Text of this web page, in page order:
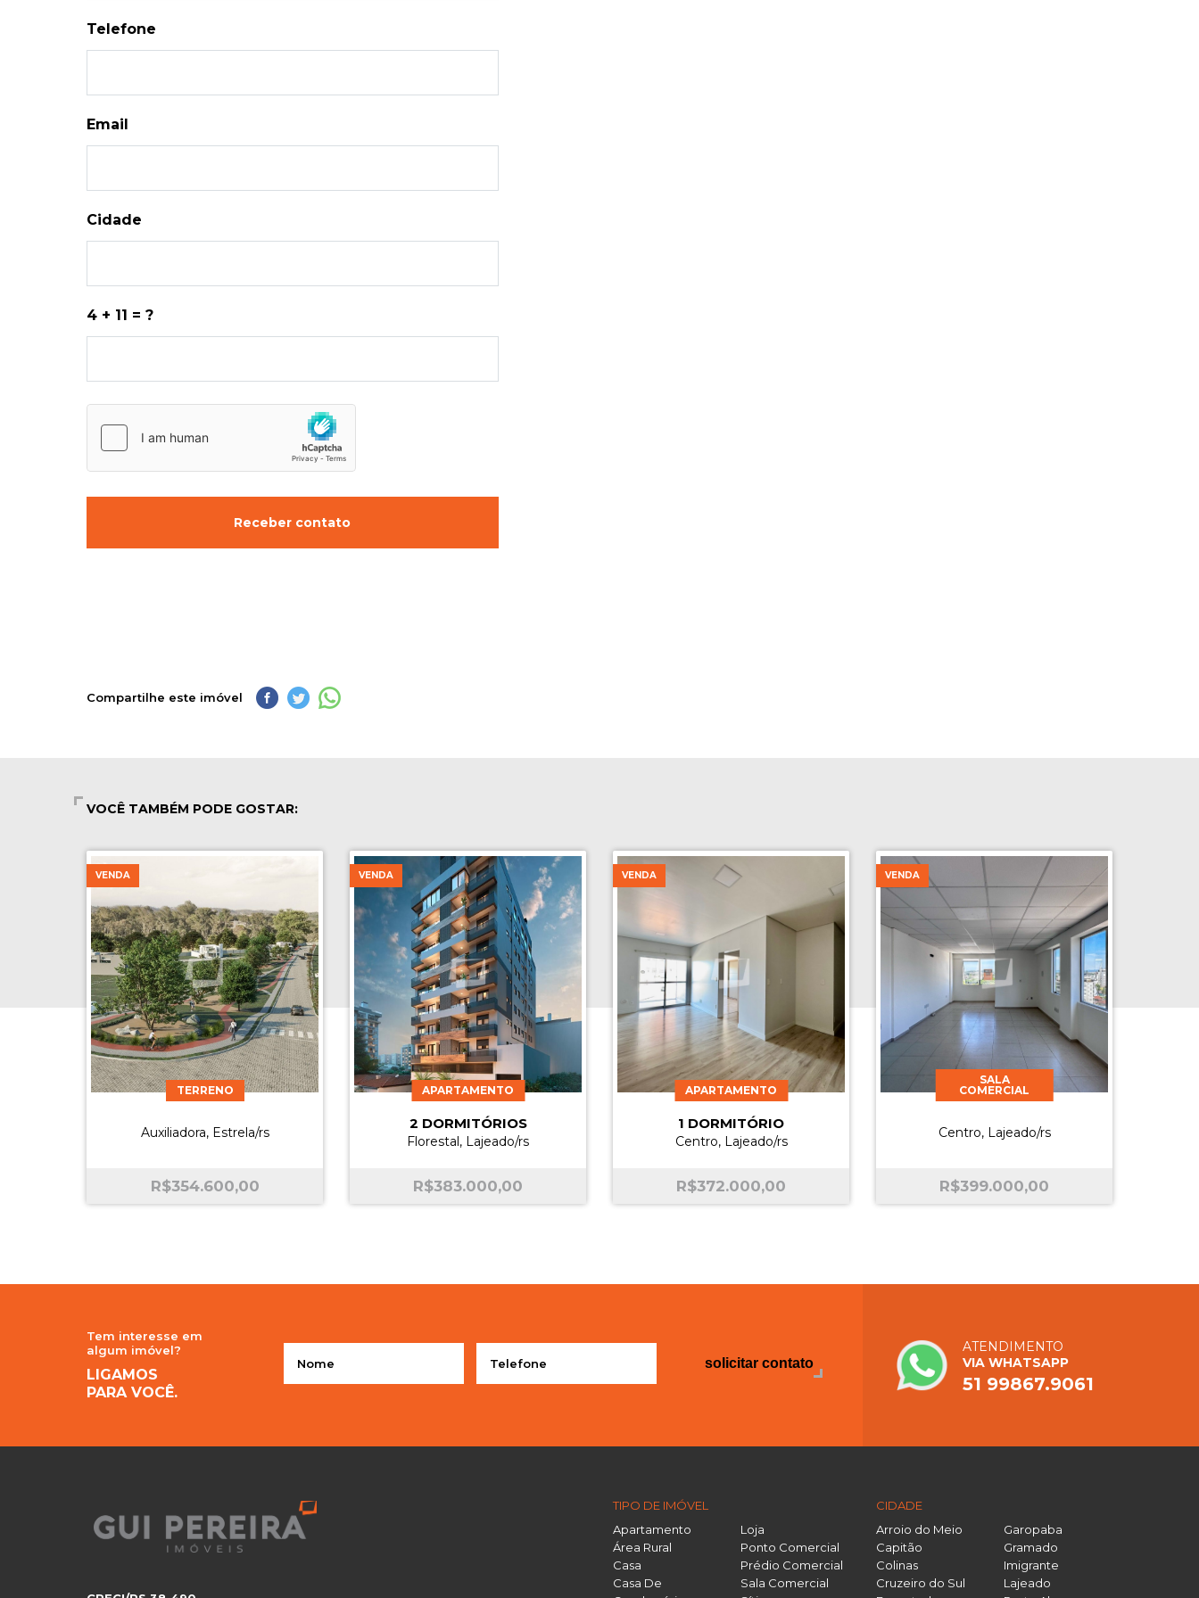
Telefone
Email
Cidade
4 + 11 = ?
Receber contato
Compartilhe este imóvel
VOCÊ TAMBÉM PODE GOSTAR:
VENDA
TERRENO
Auxiliadora, Estrela/rs
R$354.600,00
VENDA
APARTAMENTO
2 DORMITÓRIOS
Florestal, Lajeado/rs
R$383.000,00
VENDA
APARTAMENTO
1 DORMITÓRIO
Centro, Lajeado/rs
R$372.000,00
VENDA
SALA
COMERCIAL
Centro, Lajeado/rs
R$399.000,00
Tem interesse em
algum imóvel?
LIGAMOS
PARA VOCÊ.
solicitar contato
ATENDIMENTO
VIA WHATSAPP
51 99867.9061
TIPO DE IMÓVEL
Apartamento
Área Rural
Casa
Casa De
Loja
Ponto Comercial
Prédio Comercial
Sala Comercial
CIDADE
Arroio do Meio
Capitão
Colinas
Cruzeiro do Sul
Garopaba
Gramado
Imigrante
Lajeado